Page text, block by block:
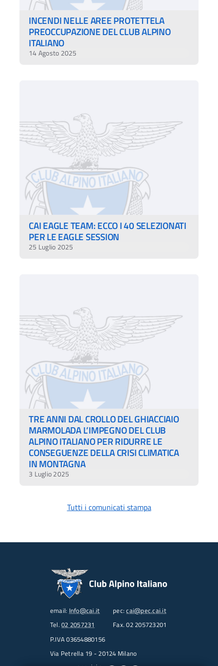
INCENDI NELLE AREE PROTETTELA
PREOCCUPAZIONE DEL CLUB ALPINO
ITALIANO
14 Agosto 2025
CAI EAGLE TEAM: ECCO I 40 SELEZIONATI
PER LE EAGLE SESSION
25 Luglio 2025
TRE ANNI DAL CROLLO DEL GHIACCIAIO
MARMOLADA L’IMPEGNO DEL CLUB
ALPINO ITALIANO PER RIDURRE LE
CONSEGUENZE DELLA CRISI CLIMATICA
IN MONTAGNA
3 Luglio 2025
Tutti i comunicati stampa
email: Info@cai.it pec:cai@pec.cai.it
Tel. 02 2057231
Fax. 02 205723201
P.IVA 03654880156
Via Petrella 19 - 20124 Milano